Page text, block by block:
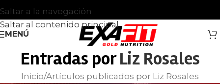
Saltar a la navegación
Saltar al contenido principal
MENÚ
Entradas porLiz Rosales
Inicio Artículos publicados por Liz Rosales